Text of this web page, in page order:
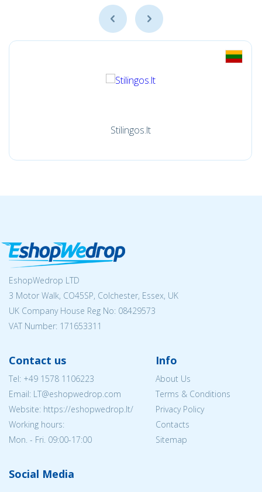
Stilingos.lt
EshopWedrop LTD
3 Motor Walk, CO45SP, Colchester, Essex, UK
UK Company House Reg No: 08429573
VAT Number: 171653311
Contact us
Tel: +49 1578 1106223
Email: LT@eshopwedrop.com
Website: https://eshopwedrop.lt/
Working hours:
Mon. - Fri. 09:00-17:00
Info
About Us
Terms & Conditions
Privacy Policy
Contacts
Sitemap
Social Media